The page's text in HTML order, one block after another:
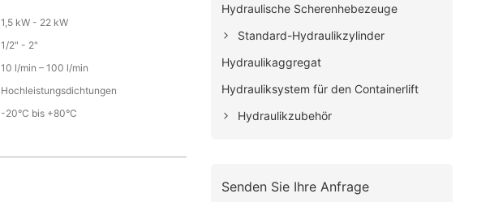
1,5 kW - 22 kW
1/2" - 2"
10 l/min – 100 l/min
Hochleistungsdichtungen
-20°C bis +80°C
Hydraulische Scherenhebezeuge
Standard-Hydraulikzylinder
Hydraulikaggregat
Hydrauliksystem für den Containerlift
Hydraulikzubehör
Senden Sie Ihre Anfrage